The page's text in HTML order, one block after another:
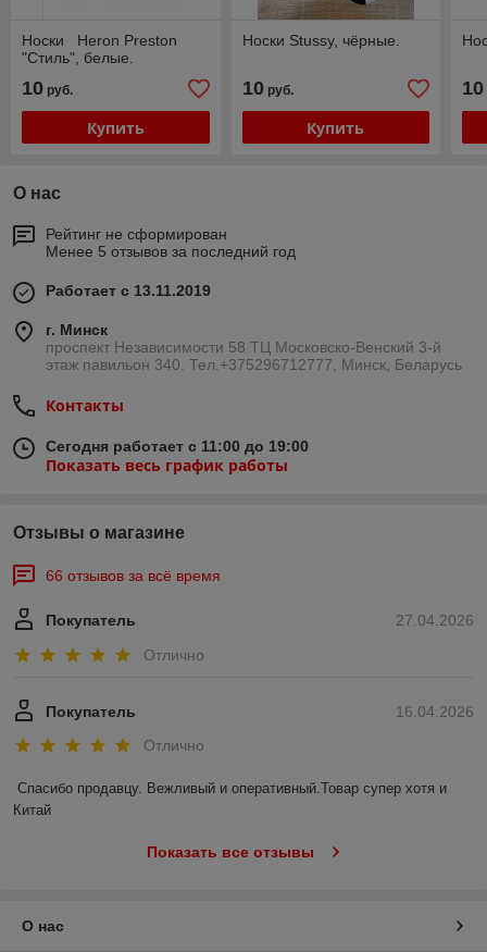
Носки Heron Preston
"Стиль", белые.
10 руб.
Купить
Носки Stussy, чёрные.
10руб.
Купить
10
О нас
Рейтинг не сформирован
Менее 5 отзывов за последний год
Работает с 13.11.2019
г. Минск
проспект Независимости 58 ТЦ Московско-Венский 3-й
этаж павильон 340. Тел.+375296712777, Минск, Беларусь
Контакты
Сегодня работает с 11:00 до 19:00
Показать весь график работы
Отзывы о магазине
66 отзывов за всё время
27.04.2026
Покупатель
Отлично
16.04.2026
Покупатель
Отлично
Спасибо продавцу. Вежливый и оперативный.Товар супер хотя и
Китай
Показать все отзывы
О нас